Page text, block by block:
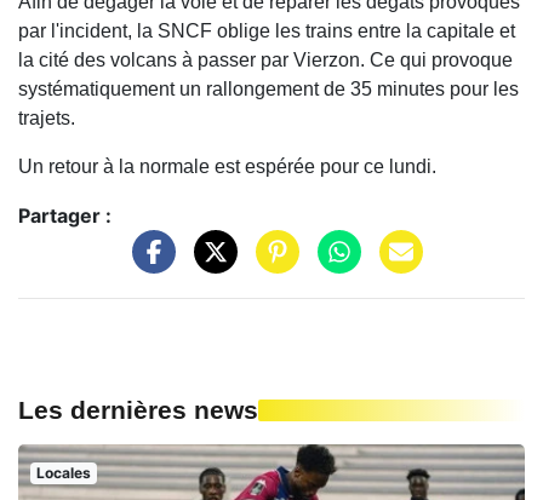
par l'incident, la SNCF oblige les trains entre la capitale et
la cité des volcans à passer par Vierzon. Ce qui provoque
systématiquement un rallongement de 35 minutes pour les
trajets.
Un retour à la normale est espérée pour ce lundi.
Partager :
Les dernières news
Locales